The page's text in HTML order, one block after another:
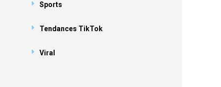
Sports
Tendances TikTok
Viral